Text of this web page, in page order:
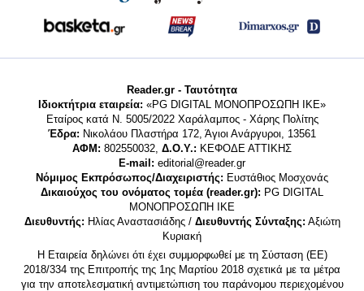
Reader.gr - Ταυτότητα
Ιδιοκτήτρια εταιρεία: «PG DIGITAL MONΟΠΡΟΣΩΠΗ ΙΚΕ»
Εταίρος κατά Ν. 5005/2022 Χαράλαμπος - Χάρης Πολίτης
Έδρα: Νικολάου Πλαστήρα 172, Άγιοι Ανάργυροι, 13561
ΑΦΜ: 802550032, Δ.Ο.Υ.: ΚΕΦΟΔΕ ΑΤΤΙΚΗΣ
E-mail: editorial@reader.gr
Νόμιμος Εκπρόσωπος/Διαχειριστής: Ευστάθιος Μοσχονάς
Δικαιούχος του ονόματος τομέα (reader.gr): PG DIGITAL
MONΟΠΡΟΣΩΠΗ ΙΚΕ
Διευθυντής: Ηλίας Αναστασιάδης / Διευθυντής Σύνταξης: Αξιώτη
Κυριακή
Η Εταιρεία δηλώνει ότι έχει συμμορφωθεί με τη Σύσταση (ΕΕ)
2018/334 της Επιτροπής της 1ης Μαρτίου 2018 σχετικά με τα μέτρα
για την αποτελεσματική αντιμετώπιση του παράνομου περιεχομένου